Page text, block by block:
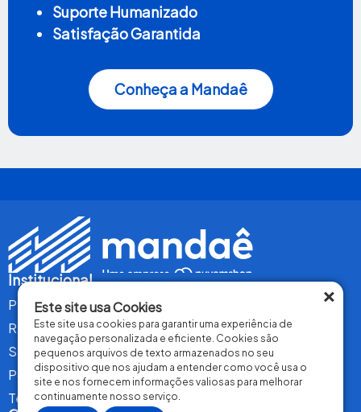
Suporte Humanizado
Satisfação Garantida
Conheça a Mandaê
Institucional
Perguntas Frequentes
Relatório de Transparência Salarial
Seja um Parceiro Transportador
Política de Privacidade
Termos de Uso
×
Este site usa Cookies
Este site usa cookies para garantir uma experiência de
navegação personalizada e eficiente. Cookies são
pequenos arquivos de texto armazenados no seu
dispositivo que nos ajudam a entender como você usa o
site e nos fornecem informações valiosas para melhorar
continuamente nosso serviço.